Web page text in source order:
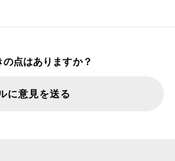
点はありますか？
に意見を送る